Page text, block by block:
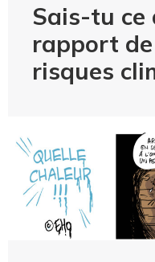
Sais-tu ce
rapport de
risques